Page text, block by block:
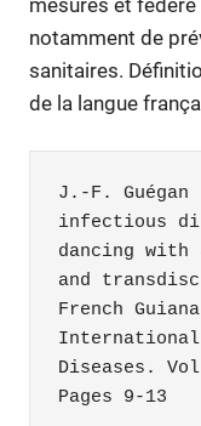
notamment de
sanitaires.
de la langue
J.-F.
infectious
dancing
and
French
Diseases.
Pages 9-13